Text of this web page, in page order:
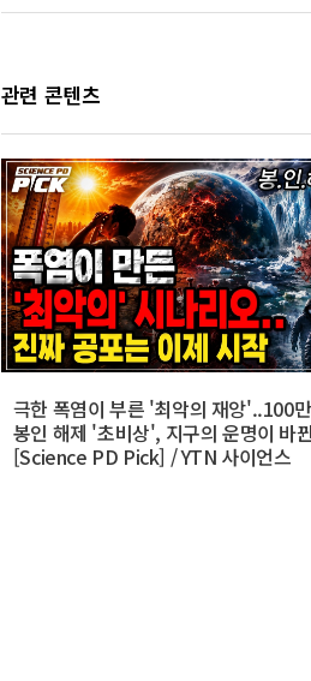
관련 콘텐츠
극한 폭염이 부른 '최악의 재앙'..100
봉인 해제 '초비상', 지구의 운명이 바
[Science PD Pick] / YTN 사이언스